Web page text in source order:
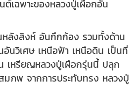
ต์เฉพาะของหลวงปู่เผือกอัน
ลังสิงห์ อันกึกก้อง รวมทั้งด้าน
อันวิเศษ เหนือฟ้า เหนือดิน เป็นที่
เหรียญหลวงปู่เผือกรุ่นนี้ ปลุก
มภพ จากการประทับทรง หลวงปู่